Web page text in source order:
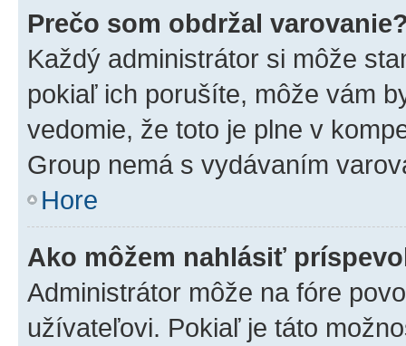
Prečo som obdržal
Každý administrátor si môže
pokiaľ ich porušíte, môže vám
vedomie, že toto je plne v
Group nemá s vydávaním
Hore
Ako môžem nahlásiť
Administrátor môže na fóre
užívateľovi. Pokiaľ je táto